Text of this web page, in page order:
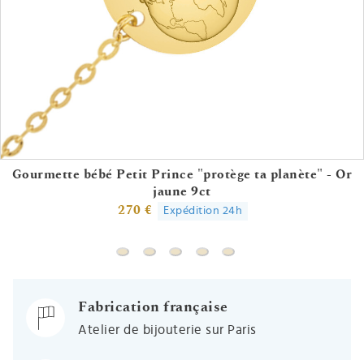
Gourmette bébé Petit Prince "protège ta planète" - Or
jaune 9ct
270 €
Expédition 24h
Fabrication française
Atelier de bijouterie sur Paris